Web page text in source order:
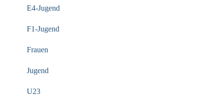
E4-Jugend
F1-Jugend
Frauen
Jugend
U23